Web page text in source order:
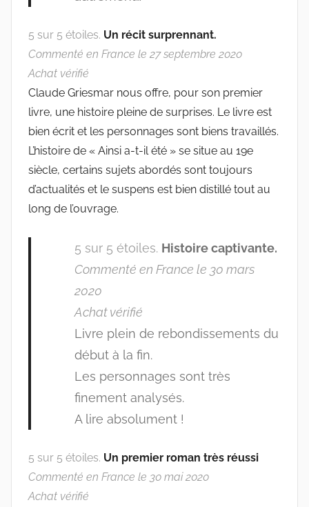
5 sur 5 étoiles. Un récit surprennant.
Commenté en France le 27 septembre 2020
Achat vérifié
Claude Griesmar nous offre, pour son premier
livre, une histoire pleine de surprises. Le livre est
bien écrit et les personnages sont biens travaillés.
L’histoire de « Ainsi a-t-il été » se situe au 19e
siècle, certains sujets abordés sont toujours
d’actualités et le suspens est bien distillé tout au
long de l’ouvrage.
5 sur 5 étoiles. Histoire captivante.
Commenté en France le 30 mars
2020
Achat vérifié
Livre plein de rebondissements du
début à la fin.
Les personnages sont très
finement analysés.
A lire absolument !
5 sur 5 étoiles. Un premier roman très réussi
Commenté en France le 30 mai 2020
Achat vérifié